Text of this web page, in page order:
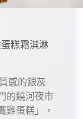
糕霜淇淋
感的銀灰
的饒河夜市
雞蛋糕」，